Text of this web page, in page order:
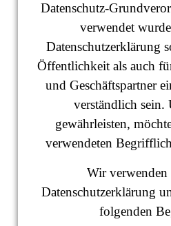
Datenschutz-
verwendet
Datenschutzerklärung
Öffentlichkeit als auch
und Geschäftspartner
verständlich sein.
gewährleisten,
verwendeten
Wir verwenden
Datenschutzerklärung
folgenden